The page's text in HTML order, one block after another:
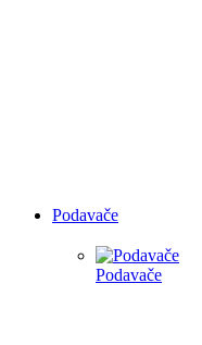
Podavače
Podavače